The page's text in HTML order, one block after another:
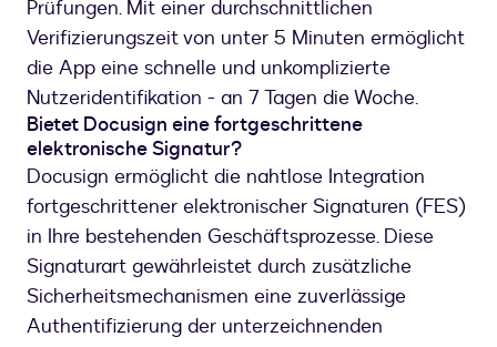
Prüfungen. Mit einer durchschnittlichen
Verifizierungszeit von unter 5 Minuten ermöglicht
die App eine schnelle und unkomplizierte
Nutzeridentifikation - an 7 Tagen die Woche.
Bietet Docusign eine fortgeschrittene
elektronische Signatur?
Docusign ermöglicht die nahtlose Integration
fortgeschrittener elektronischer Signaturen (FES)
in Ihre bestehenden Geschäftsprozesse. Diese
Signaturart gewährleistet durch zusätzliche
Sicherheitsmechanismen eine zuverlässige
Authentifizierung der unterzeichnenden